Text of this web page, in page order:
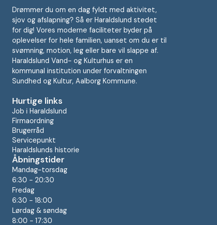
Drømmer du om en dag fyldt med aktivitet,
sjov og afslapning? Så er Haraldslund stedet
for dig! Vores moderne faciliteter byder på
oplevelser for hele familien, uanset om du er til
svømning, motion, leg eller bare vil slappe af.
Haraldslund Vand- og Kulturhus er en
kommunal institution under forvaltningen
Sundhed og Kultur, Aalborg Kommune.
Hurtige links
Job i Haraldslund
Firmaordning
Brugerråd
Servicepunkt
Haraldslunds historie
Åbningstider
Mandag-torsdag
6:30 - 20:30
Fredag
6:30 - 18:00
Lørdag & søndag
8:00 - 17:30